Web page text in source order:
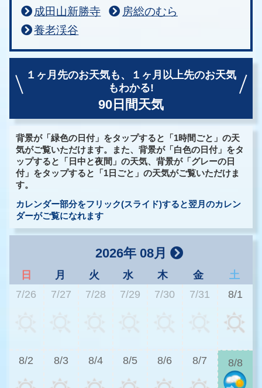
成田山新勝寺
房総のむら
養老渓谷
１ヶ月先のお天気も、
１ヶ月以上先のお天気
もわかる!
90日間天気
背景が「緑色の日付」をタップすると「1時間ごと」の天
気がご覧いただけます。また、背景が「白色の日付」をタ
ップすると「日中と夜間」の天気、背景が「グレーの日
付」をタップすると「1日ごと」の天気がご覧いただけま
す。
カレンダー部分をフリック(スライド)すると翌月のカレン
ダーがご覧になれます
2026年 08月
日 月 火 水 木 金
土
7/26
7/27 7/28 7/29 7/30 7/31 8/1
8/2 8/3 8/4 8/5 8/6 8/7 8/8